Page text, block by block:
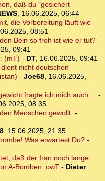
daß du "gesichert
, 16.06.2025, 06:44
die Vorbereitung läuft wie
08:51
Bein so froh ist wie er tut?-
09:41
(mT) - DT, 16.06.2025, 09:41
nicht deutschen
- Joe68, 16.06.2025,
fragte ich mich auch ... -
08:35
Menschen gewollt. -
, 15.06.2025, 21:35
Was erwartest Du?-
daß der Iran noch lange
A-Bomben. owT - Dieter,